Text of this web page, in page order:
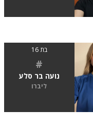
בת 16
#
נועה בר סלע
ליברו